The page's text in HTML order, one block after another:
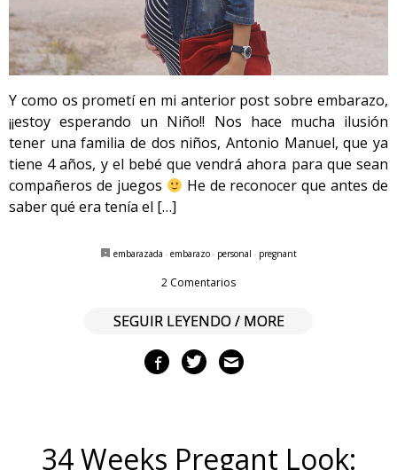
Y como os prometí en mi anterior post sobre embarazo,
¡¡estoy esperando un Niño!! Nos hace mucha ilusión
tener una familia de dos niños, Antonio Manuel, que ya
tiene 4 años, y el bebé que vendrá ahora para que sean
compañeros de juegos
He de reconocer que antes de
saber qué era tenía el […]
embarazada · embarazo · personal · pregnant
2 Comentarios
SEGUIR LEYENDO / MORE
34 Weeks Pregant Look: